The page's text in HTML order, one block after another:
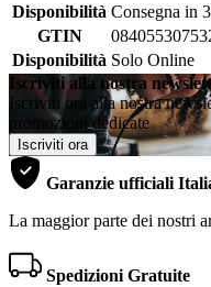
Disponibilità Consegna in
GTIN
Disponibilità Solo Online
Iscriviti alla nostra
Iscriviti ora alla nostra
promozioni dedicate
Iscriviti ora
Garanzie ufficiali
La maggior parte dei nostri
Spedizioni Gratuite